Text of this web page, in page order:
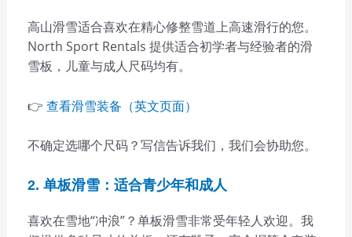
高山滑雪适合喜欢在精心修整雪道上高速滑行的您。
North Sport Rentals 提供适合初学者与经验者的滑
雪板，儿童与成人尺码均有。
👉 查看滑雪装备（英文页面）
不确定选哪个尺码？写信告诉我们，我们会协助您。
2. 单板滑雪：适合青少年和成人
喜欢在雪地“冲浪”？单板滑雪非常受年轻人欢迎。我